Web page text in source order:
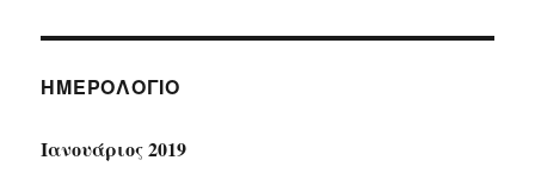
ΗΜΕΡΟΛΟΓΙΟ
Ιανουάριος 2019